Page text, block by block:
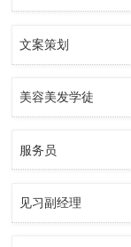
文案策划
美容美发学徒
服务员
见习副经理